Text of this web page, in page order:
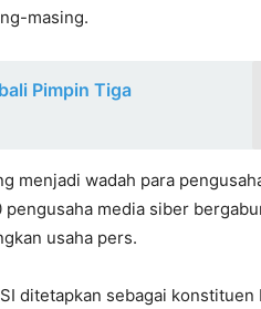
masing.
Pimpin Tiga
menjadi wadah para
media siber
usaha pers.
ditetapkan sebagai konstituen